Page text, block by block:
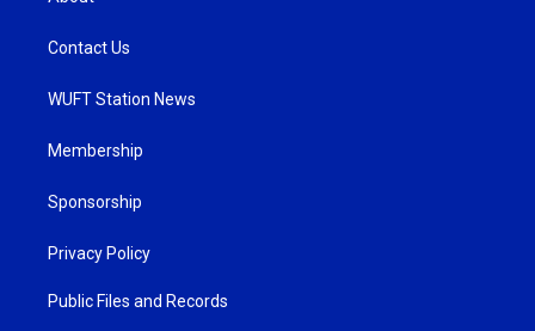
Contact Us
WUFT Station News
Membership
Sponsorship
Privacy Policy
Public Files and Records